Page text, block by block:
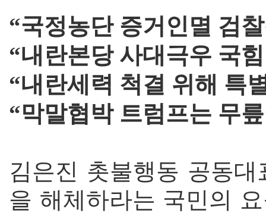
“국정농단 증거인멸 검
“내란본당 사대극우 국
“내란세력 척결 위해 특
“막말협박 트럼프는 무
김은진 촛불행동 공동
을 해체하라는 국민의